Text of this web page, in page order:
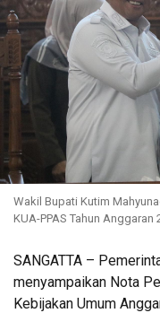
Wakil Bupati Kutim
KUA-PPAS Tahun
SANGATTA –
menyampaikan Nota
Kebijakan Umum